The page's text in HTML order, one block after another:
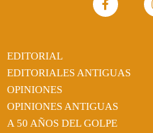
EDITORIAL
EDITORIALES ANTIGUAS
OPINIONES
OPINIONES ANTIGUAS
A 50 AÑOS DEL GOLPE